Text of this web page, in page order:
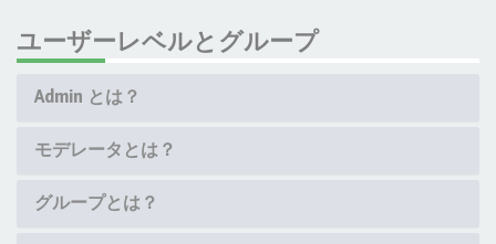
ユーザーレベルとグループ
Admin とは？
モデレータとは？
グループとは？